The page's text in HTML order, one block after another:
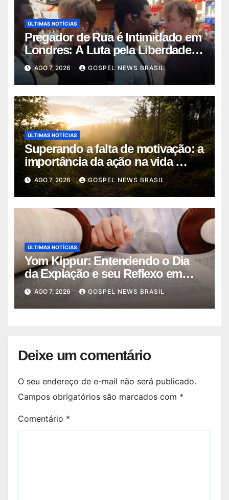
ÚLTIMAS NOTÍCIAS
Pregador de Rua é Intimidado em
Londres: A Luta pela Liberdade
de …
AGO 7, 2026 GOSPEL NEWS BRASIL
ÚLTIMAS NOTÍCIAS
Superando a falta de motivação: a
importância da ação na vida …
AGO 7, 2026 GOSPEL NEWS BRASIL
ÚLTIMAS NOTÍCIAS
Yom Kippur: Entendendo o Dia
da Expiação e seu Reflexo em
Jesus
AGO 7, 2026 GOSPEL NEWS BRASIL
Deixe um comentário
O seu endereço de e-mail não será publicado.
Campos obrigatórios são marcados com *
Comentário *